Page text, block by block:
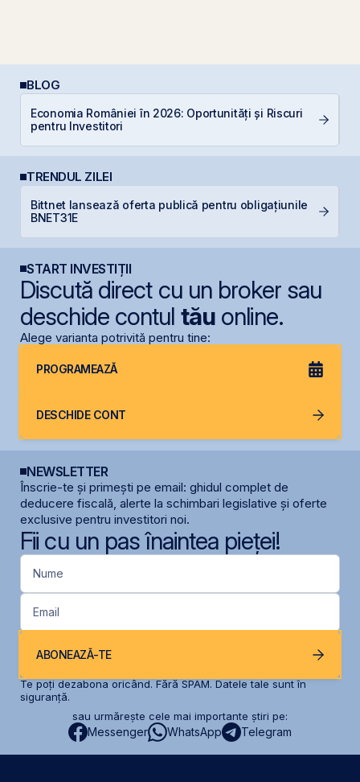
BLOG
Economia României în 2026: Oportunități și Riscuri
pentru Investitori
TRENDUL ZILEI
Bittnet lansează oferta publică pentru obligațiunile
BNET31E
START INVESTIȚII
Discută direct cu un broker sau
deschide contul tăuonline.
Alege varianta potrivită pentru tine:
PROGRAMEAZĂ
DESCHIDE CONT
NEWSLETTER
Înscrie-te și primești pe email: ghidul complet de
deducere fiscală, alerte la schimbari legislative și oferte
exclusive pentru investitori noi.
Fii cu un pas înaintea pieței!
Nume
Email
ABONEAZĂ-TE
Te poți dezabona oricând. Fără SPAM. Datele tale sunt în
siguranță.
sau urmărește cele mai importante știri pe:
Messenger WhatsApp Telegram